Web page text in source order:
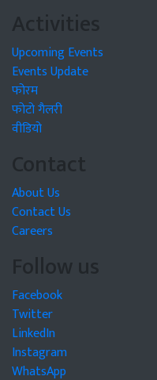
Activities
Upcoming Events
Events Update
फोरम
फोटो गैलरी
वीडियो
Contact
About Us
Contact Us
Careers
Follow us
Facebook
Twitter
LinkedIn
Instagram
WhatsApp